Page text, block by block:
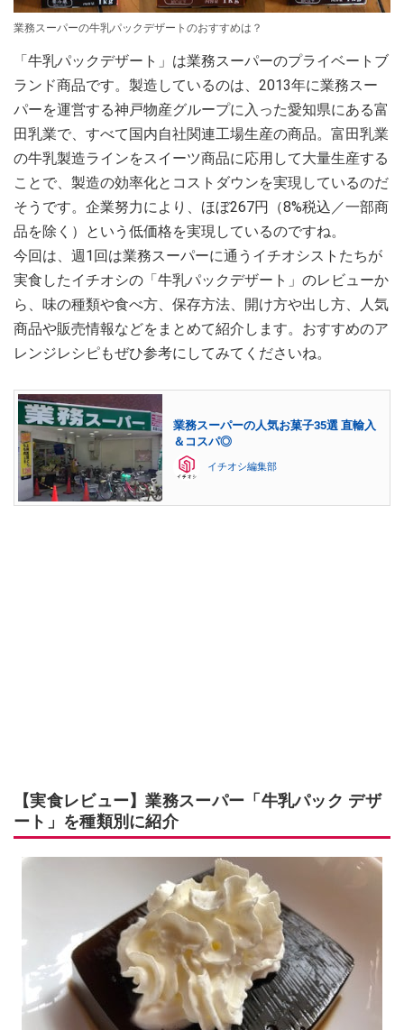
業務スーパーの牛乳パックデザートのおすすめは？
「牛乳パックデザート」は業務スーパーのプライベートブ
ランド商品です。製造しているのは、2013年に業務スー
パーを運営する神戸物産グループに入った愛知県にある富
田乳業で、すべて国内自社関連工場生産の商品。富田乳業
の牛乳製造ラインをスイーツ商品に応用して大量生産する
ことで、製造の効率化とコストダウンを実現しているのだ
そうです。企業努力により、ほぼ267円（8%税込／一部商
品を除く）という低価格を実現しているのですね。
今回は、週1回は業務スーパーに通うイチオシストたちが
実食したイチオシの「牛乳パックデザート」のレビューか
ら、味の種類や食べ方、保存方法、開け方や出し方、人気
商品や販売情報などをまとめて紹介します。おすすめのア
レンジレシピもぜひ参考にしてみてくださいね。
業務スーパーの人気お菓子35選 直輸入
＆コスパ◎
イチオシ編集部
【実食レビュー】業務スーパー「牛乳パック デザ
ート」を種類別に紹介